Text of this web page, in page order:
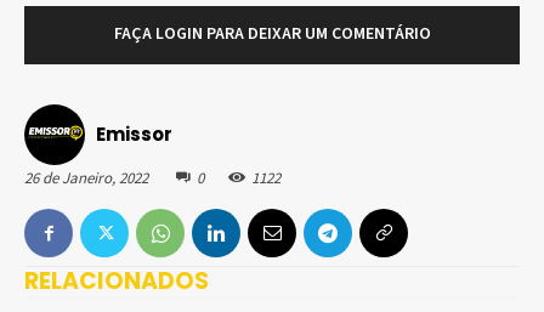
Emissor
26 de Janeiro, 2022 0 1122
RELACIONADOS
FAÇA LOGIN PARA DEIXAR UM COMENTÁRIO